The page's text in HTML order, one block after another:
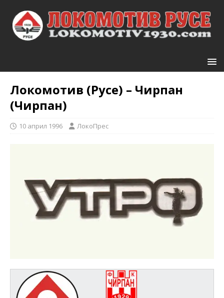
Локомотив (Русе) – Чирпан
(Чирпан)
10 април 1996 ЛокоПрес